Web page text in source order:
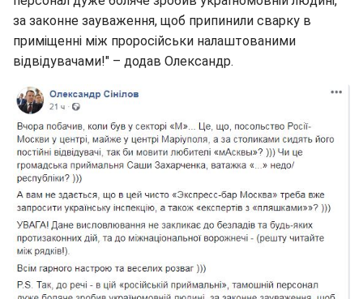
за законне зауваження, щоб припинили сварку в
приміщенні між проросійськи налаштованими
відвідувачами!" – додав Олександр.